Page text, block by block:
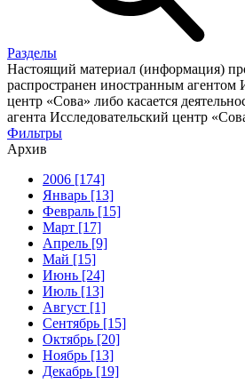
Разделы
Настоящий материал (информация)
распространен иностранным агентом
центр «Сова» либо касается
агента Исследовательский центр
Фильтры
Архив
2006 [174]
Январь [13]
Февраль [15]
Март [17]
Апрель [9]
Май [15]
Июнь [24]
Июль [13]
Август [1]
Сентябрь [15]
Октябрь [20]
Ноябрь [13]
Декабрь [19]